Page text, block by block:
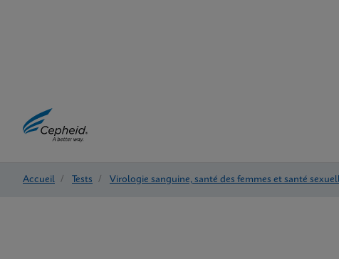
Accueil / Tests / Virologie sanguine, santé des femmes et santé